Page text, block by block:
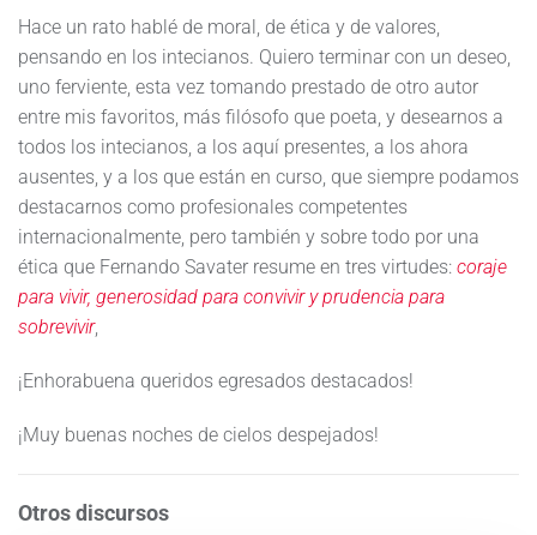
Hace un rato hablé de moral, de ética y de valores,
pensando en los intecianos. Quiero terminar con un deseo,
uno ferviente, esta vez tomando prestado de otro autor
entre mis favoritos, más filósofo que poeta, y desearnos a
todos los intecianos, a los aquí presentes, a los ahora
ausentes, y a los que están en curso, que siempre podamos
destacarnos como profesionales competentes
internacionalmente, pero también y sobre todo por una
ética que Fernando Savater resume en tres virtudes: coraje
para vivir, generosidad para convivir y prudencia para
sobrevivir,
¡Enhorabuena queridos egresados destacados!
¡Muy buenas noches de cielos despejados!
Otros discursos